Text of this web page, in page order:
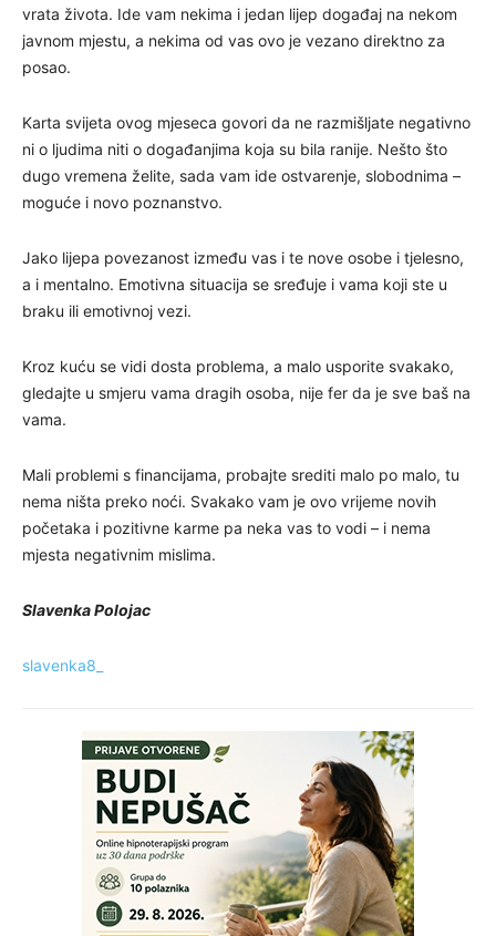
vrata života. Ide vam nekima i jedan lijep događaj na nekom
javnom mjestu, a nekima od vas ovo je vezano direktno za
posao.
Karta svijeta ovog mjeseca govori da ne razmišljate negativno
ni o ljudima niti o događanjima koja su bila ranije. Nešto što
dugo vremena želite, sada vam ide ostvarenje, slobodnima –
moguće i novo poznanstvo.
Jako lijepa povezanost između vas i te nove osobe i tjelesno,
a i mentalno. Emotivna situacija se sređuje i vama koji ste u
braku ili emotivnoj vezi.
Kroz kuću se vidi dosta problema, a malo usporite svakako,
gledajte u smjeru vama dragih osoba, nije fer da je sve baš na
vama.
Mali problemi s financijama, probajte srediti malo po malo, tu
nema ništa preko noći. Svakako vam je ovo vrijeme novih
početaka i pozitivne karme pa neka vas to vodi – i nema
mjesta negativnim mislima.
Slavenka Polojac
slavenka8_